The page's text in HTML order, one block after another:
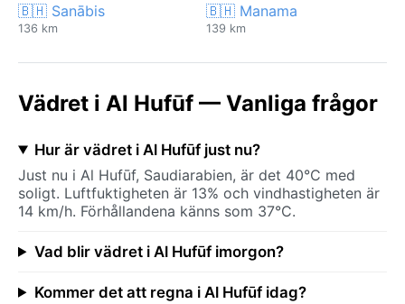
🇧🇭 Sanābis
136 km
🇧🇭 Manama
139 km
Vädret i Al Hufūf — Vanliga frågor
Hur är vädret i Al Hufūf just nu?
Just nu i Al Hufūf, Saudiarabien, är det 40°C med
soligt. Luftfuktigheten är 13% och vindhastigheten är
14 km/h. Förhållandena känns som 37°C.
Vad blir vädret i Al Hufūf imorgon?
Kommer det att regna i Al Hufūf idag?